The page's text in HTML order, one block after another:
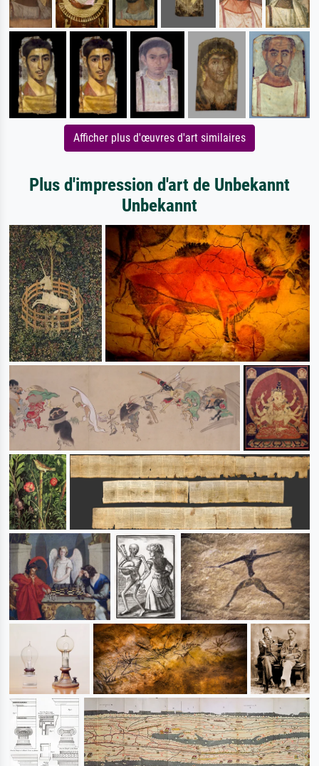
Afficher plus d'œuvres d'art similaires
Plus d'impression d'art de Unbekannt
Unbekannt